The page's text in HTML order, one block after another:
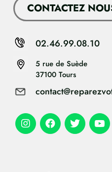
CONTACTEZ
5 rue de Suède
37100 Tours
02.46.99.08.10